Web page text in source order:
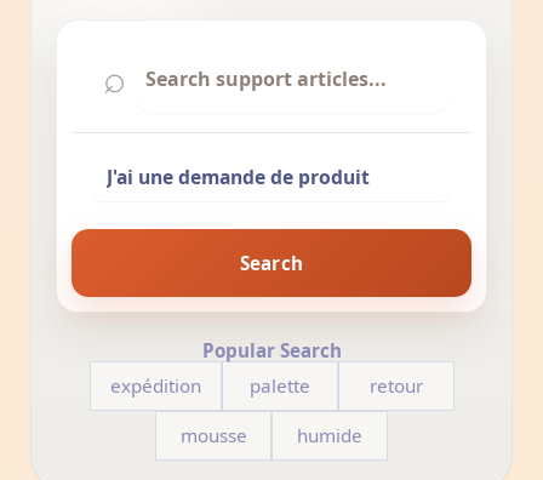
⌕
Search
Popular Search
expédition
palette retour
mousse humide